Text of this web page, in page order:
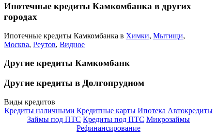
Ипотечные кредиты Камкомбанка в других
городах
Ипотечные кредиты Камкомбанка в Химки, Мытищи,
Москва, Реутов, Видное
Другие кредиты Камкомбанк
Другие кредиты в Долгопрудном
Виды кредитов
Кредиты наличными Кредитные карты Ипотека Автокредиты
Займы под ПТС Кредиты под ПТС Микрозаймы
Рефинансирование